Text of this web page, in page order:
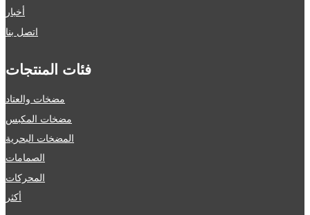
أخبار
اتصل بنا
فئات المنتجات
مضخات والعتاد
مضخات المكبس
المضخات البحرية
الصمامات
المحركات
أكثر